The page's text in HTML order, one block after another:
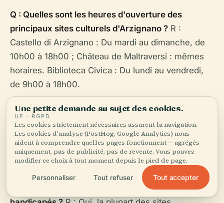
Q : Quelles sont les heures d'ouverture des
principaux sites culturels d'Arzignano ? R :
Castello di Arzignano : Du mardi au dimanche, de
10h00 à 18h00 ; Château de Maltraversi : mêmes
horaires. Biblioteca Civica : Du lundi au vendredi,
de 9h00 à 18h00.
Q : Comment puis-je acheter des billets pour les
événements ou les visites guidées ?R : Les billets
sont disponibles en ligne ou sur les sites
respectifs. Il est conseillé de réserver à l'avance
pendant les festivals ou les périodes de pointe.
Q : Arzignano est-elle accessible aux voyageurs
Une petite demande au sujet des cookies.
UE · RGPD
Les cookies strictement nécessaires assurent la navigation.
Les cookies d'analyse (PostHog, Google Analytics) nous
aident à comprendre quelles pages fonctionnent — agrégés
uniquement, pas de publicité, pas de revente. Vous pouvez
modifier ce choix à tout moment depuis le pied de page.
Personnaliser Tout refuser Tout accepter